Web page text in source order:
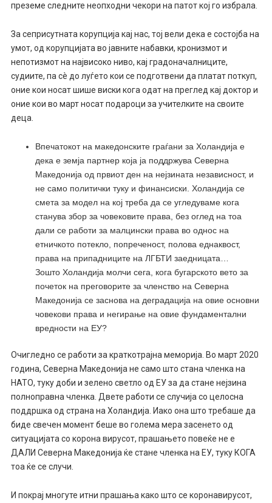
преземе следните неопходни чекори на патот кој го избрала.
За сеприсутната корупција кај нас, тој вели дека е состојба на
умот, од корупцијата во јавните набавки, кронизмот и
непотизмот на највисоко ниво, кај градоначалниците,
судиите, па сè до луѓето кои се подготвени да платат поткуп,
оние кои носат шише виски кога одат на преглед кај доктор и
оние кои во март носат подароци за учителките на своите
деца.
Впечатокот на македонските граѓани за Холандија е
дека е земја партнер која ја поддржува Северна
Македонија од првиот ден на нејзината независност, и
не само политички туку и финансиски. Холандија се
смета за модел на кој треба да се угледуваме кога
станува збор за човековите права, без оглед на тоа
дали се работи за малцински права во однос на
етничкото потекло, попреченост, полова еднаквост,
права на припадниците на ЛГБТИ заедницата…
Зошто Холандија молчи сега, кога бугарското вето за
почеток на преговорите за членство на Северна
Македонија се заснова на деградација на овие основни
човекови права и негирање на овие фундаментални
вредности на ЕУ?
Очигледно се работи за краткотрајна меморија. Во март 2020
година, Северна Македонија не само што стана членка на
НАТО, туку доби и зелено светло од ЕУ за да стане нејзина
полноправна членка. Двете работи се случија со целосна
поддршка од страна на Холандија. Иако она што требаше да
биде свечен момент беше во голема мера засенето од
ситуацијата со корона вирусот, прашањето повеќе не е
ДАЛИ Северна Македонија ќе стане членка на ЕУ, туку КОГА
тоа ќе се случи.
И покрај многуте итни прашања како што се коронавирусот,